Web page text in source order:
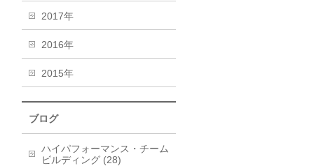
2017年
2016年
2015年
ブログ
ハイパフォーマンス・チーム
ビルディング (28)